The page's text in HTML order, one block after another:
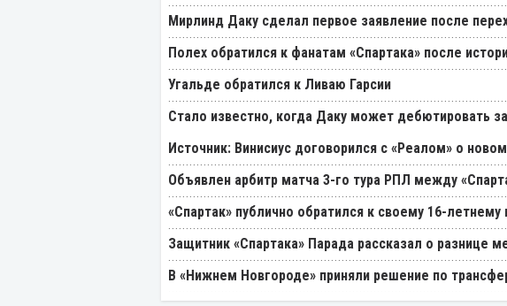
Мирлинд Даку сделал первое заявление после
Полех обратился к фанатам «Спартака» после
Угальде обратился к Ливаю Гарсии
Стало известно, когда Даку может дебютировать
Источник: Винисиус договорился с «Реалом» о
Объявлен арбитр матча 3-го тура РПЛ между
«Спартак» публично обратился к своему 16-летнему
Защитник «Спартака» Парада рассказал о разнице
В «Нижнем Новгороде» приняли решение по